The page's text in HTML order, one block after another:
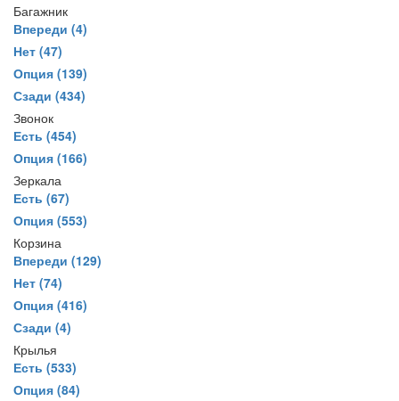
Багажник
Впереди (4)
Нет (47)
Опция (139)
Сзади (434)
Звонок
Есть (454)
Опция (166)
Зеркала
Есть (67)
Опция (553)
Корзина
Впереди (129)
Нет (74)
Опция (416)
Сзади (4)
Крылья
Есть (533)
Опция (84)